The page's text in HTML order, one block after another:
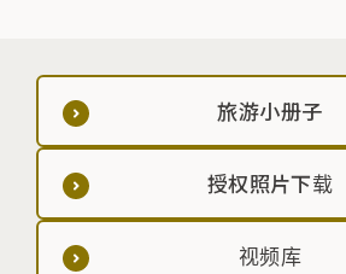
旅游小册子
授权照片下载
视频库